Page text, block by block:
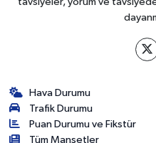
Hava Durumu
Trafik Durumu
Puan Durumu ve Fikstür
Tüm Manşetler